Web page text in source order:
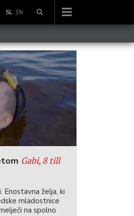
SL EN
Gabi, 8 till
Enostavna želja, ki
mladostnice
na spolno